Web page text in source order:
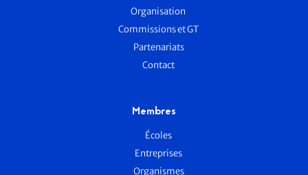
Organisation
Commissions et GT
Partenariats
Contact
Membres
Écoles
Entreprises
Organismes